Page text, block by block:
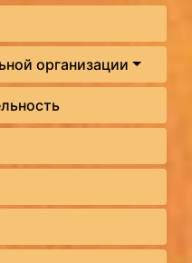
организации